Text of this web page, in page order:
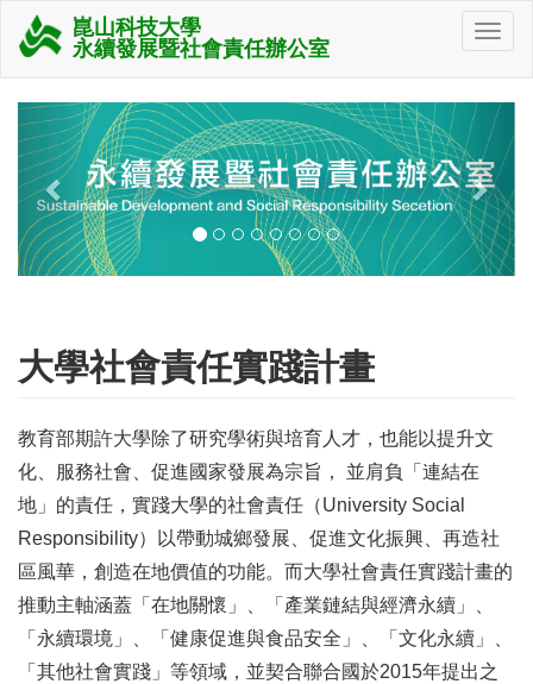
崑山科技大學
永續發展暨社會責任辦公室
Previous Next
大學社會責任實踐計畫
教育部期許大學除了研究學術與培育人才，也能以提升文
化、服務社會、促進國家發展為宗旨， 並肩負「連結在
地」的責任，實踐大學的社會責任（University Social
Responsibility）以帶動城鄉發展、促進文化振興、再造社
區風華，創造在地價值的功能。而大學社會責任實踐計畫的
推動主軸涵蓋「在地關懷」、「產業鏈結與經濟永續」、
「永續環境」、「健康促進與食品安全」、「文化永續」、
「其他社會實踐」等領域，並契合聯合國於2015年提出之